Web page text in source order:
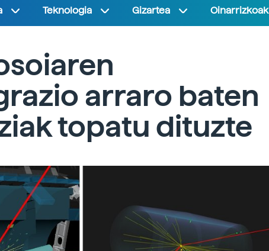
Teknologia Gizartea Oinarrizkoak
arraro baten
topatu dituzte